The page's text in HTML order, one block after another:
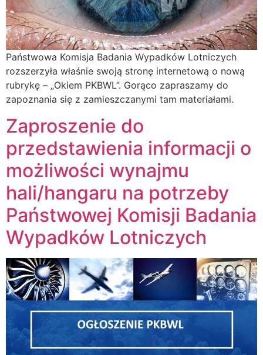
Państwowa Komisja Badania Wypadków Lotniczych
rozszerzyła właśnie swoją stronę internetową o nową
rubrykę – „Okiem PKBWL”. Gorąco zapraszamy do
zapoznania się z zamieszczanymi tam materiałami.
Zaproszenie do
przedstawienia informacji o
możliwości wynajmu
hali/hangaru na potrzeby
Państwowej Komisji Badania
Wypadków Lotniczych